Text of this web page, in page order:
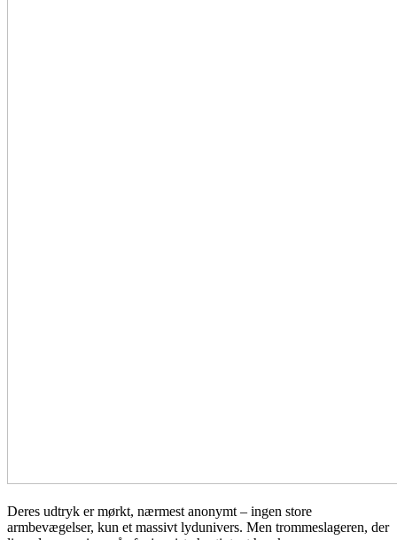
Deres udtryk er mørkt, nærmest anonymt – ingen store
armbevægelser, kun et massivt lydunivers. Men trommeslageren, der